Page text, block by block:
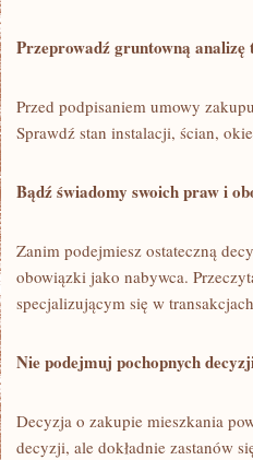
Przeprowadź gruntowną analizę
Przed podpisaniem ​umowy
Sprawdź stan instalacji, ⁤ścian,
Bądź świadomy swoich praw ⁢i
Zanim podejmiesz ostateczną
obowiązki jako nabywca.
specjalizującym się w⁣
Nie podejmuj pochopnych
Decyzja o zakupie mieszkania
decyzji, ale⁤ dokładnie zastanów